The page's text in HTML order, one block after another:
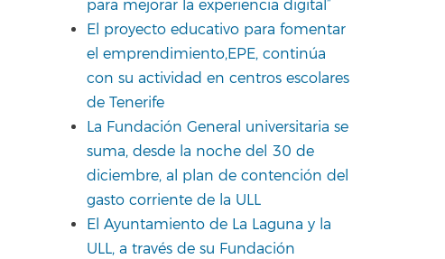
para mejorar la experiencia digital”
El proyecto educativo para fomentar
el emprendimiento,EPE, continúa
con su actividad en centros escolares
de Tenerife
La Fundación General universitaria se
suma, desde la noche del 30 de
diciembre, al plan de contención del
gasto corriente de la ULL
El Ayuntamiento de La Laguna y la
ULL, a través de su Fundación